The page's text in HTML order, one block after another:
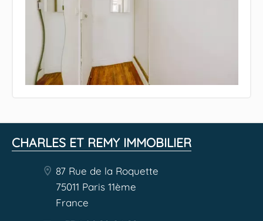
CHARLES ET REMY IMMOBILIER
87 Rue de la Roquette
75011 Paris 11ème
France